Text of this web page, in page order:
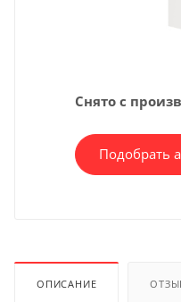
Снято с
Подобрать
ОПИСАНИЕ